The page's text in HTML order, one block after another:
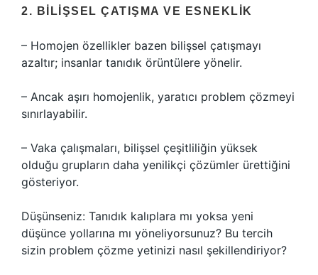
2. BILIŞSEL ÇATIŞMA VE ESNEKLIK
– Homojen özellikler bazen bilişsel çatışmayı
azaltır; insanlar tanıdık örüntülere yönelir.
– Ancak aşırı homojenlik, yaratıcı problem çözmeyi
sınırlayabilir.
– Vaka çalışmaları, bilişsel çeşitliliğin yüksek
olduğu grupların daha yenilikçi çözümler ürettiğini
gösteriyor.
Düşünseniz: Tanıdık kalıplara mı yoksa yeni
düşünce yollarına mı yöneliyorsunuz? Bu tercih
sizin problem çözme yetinizi nasıl şekillendiriyor?